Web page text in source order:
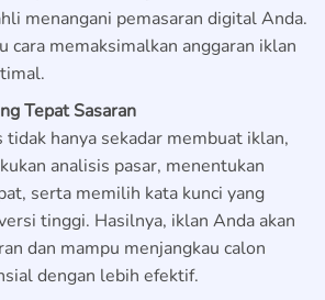
menangani pemasaran digital Anda.
cara memaksimalkan anggaran iklan
Tepat Sasaran
tidak hanya sekadar membuat iklan,
analisis pasar, menentukan
serta memilih kata kunci yang
tinggi. Hasilnya, iklan Anda akan
dan mampu menjangkau calon
dengan lebih efektif.